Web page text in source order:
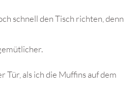
schnell den Tisch richten, denn
Tür, als ich die Muffins auf dem